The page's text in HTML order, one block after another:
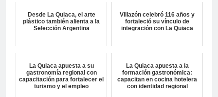
Desde La Quiaca, el arte
plástico también alienta a la
Selección Argentina
Villazón celebró 116 años y
fortaleció su vínculo de
integración con La Quiaca
La Quiaca apuesta a su
gastronomía regional con
capacitación para fortalecer el
turismo y el empleo
La Quiaca apuesta a la
formación gastronómica:
capacitan en cocina hotelera
con identidad regional